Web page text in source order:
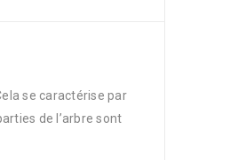
se caractérise par
de l’arbre sont